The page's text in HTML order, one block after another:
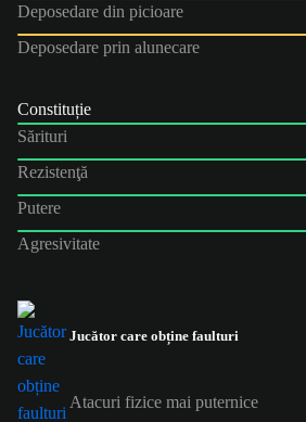
Deposedare din picioare
Deposedare prin alunecare
Constituție
Sărituri
Rezistenţă
Putere
Agresivitate
Jucător care obține faulturi
Atacuri fizice mai puternice